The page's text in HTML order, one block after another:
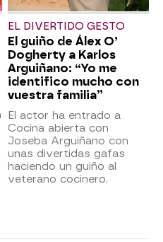
EL DIVERTIDO GESTO
El guiño de Álex O’
Dogherty a Karlos
Arguiñano: “Yo me
identifico mucho con
vuestra familia”
El actor ha entrado a
Cocina abierta con
Joseba Arguiñano con
unas divertidas gafas
haciendo un guiño al
veterano cocinero.